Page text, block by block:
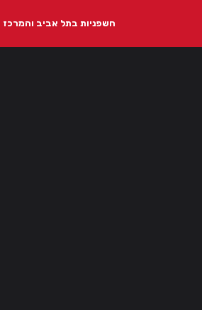
חשפניות בתל אביב והמרכז